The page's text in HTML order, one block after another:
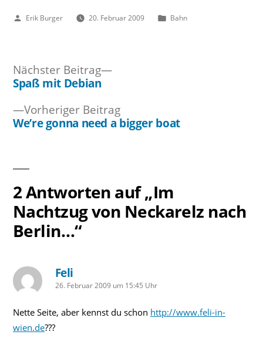
Veröffentlicht
Erik Burger 20. Februar 2009
Veröffentlicht
Bahn
Vorheriger BeitragVorheriger
Beitrag:
We’re gonna need a bigger boat
Nächster Beitrag
Nächster
Spaß mit Debian
2 Antworten auf „Im
Nachtzug von Neckarelz nach
Berlin…“
Feli
schreibt:
26. Februar 2009 um 15:45 Uhr
Nette Seite, aber kennst du schon http://www.feli-in-
wien.de???